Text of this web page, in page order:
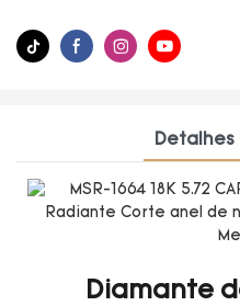
Detalhes
Diamante